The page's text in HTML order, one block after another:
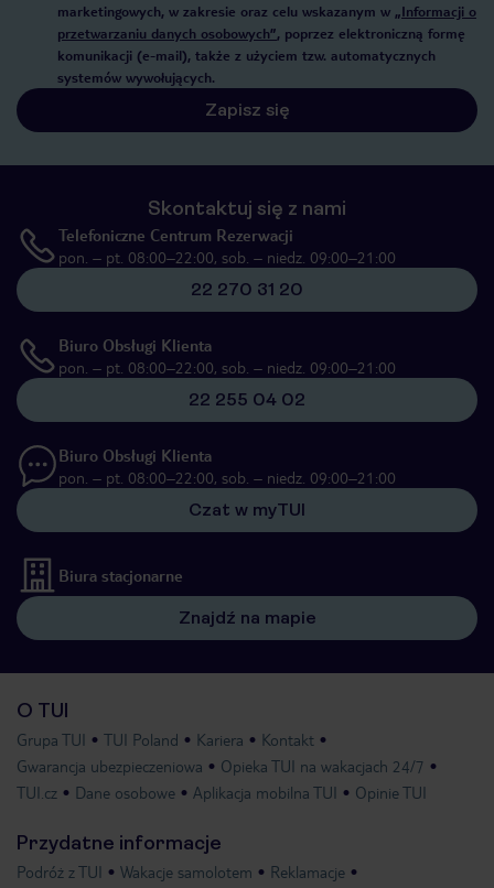
marketingowych, w zakresie oraz celu wskazanym w „Informacji o
przetwarzaniu danych osobowych”, poprzez elektroniczną formę
komunikacji (e-mail), także z użyciem tzw. automatycznych
systemów wywołujących.
Zapisz się
Skontaktuj się z nami
Telefoniczne Centrum Rezerwacji
pon. – pt. 08:00–22:00, sob. – niedz. 09:00–21:00
22 270 31 20
Biuro Obsługi Klienta
pon. – pt. 08:00–22:00, sob. – niedz. 09:00–21:00
22 255 04 02
Biuro Obsługi Klienta
pon. – pt. 08:00–22:00, sob. – niedz. 09:00–21:00
Czat w myTUI
Biura stacjonarne
Znajdź na mapie
O TUI
Grupa TUI TUI Poland Kariera
Kontakt
Gwarancja ubezpieczeniowa
Opieka TUI na wakacjach 24/7
TUI.cz
Dane osobowe Aplikacja mobilna TUI Opinie TUI
Przydatne informacje
Podróż z TUI Wakacje samolotem
Reklamacje